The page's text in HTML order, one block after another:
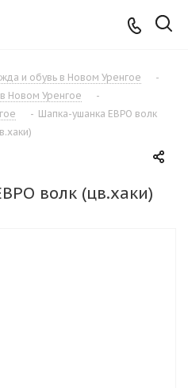
и обувь в Новом Уренгое
-
Новом Уренгое
-
- Шапка-ушанка ЕВРО волк
волк (цв.хаки)